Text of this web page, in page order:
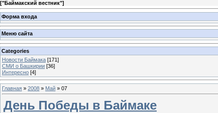
["Баймакский вестник"]
Форма входа
Меню сайта
Categories
Новости Баймака [171]
СМИ о Башкирии [36]
Интересно [4]
Главная » 2008 » Май » 07
День Победы в Баймаке